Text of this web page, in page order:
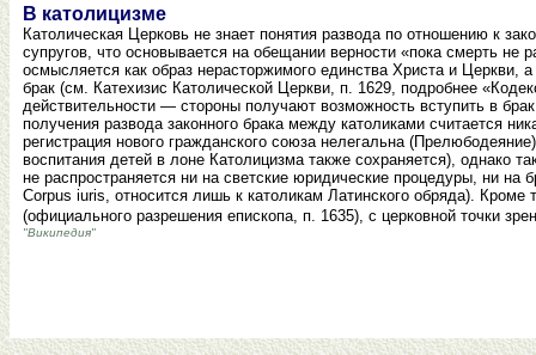
В католицизме
Католическая Церковь не знает понятия развода по отношению к
супругов, что основывается на обещании верности «пока смерть
осмысляется как образ нерасторжимого единства Христа и
брак (см. Катехизис Католической Церкви, п. 1629, подробнее
действительности — стороны получают возможность вступить в
получения развода законного брака между католиками считается
регистрация нового гражданского союза нелегальна
воспитания детей в лоне Католицизма также сохраняется), однако
не распространяется ни на светские юридические процедуры, ни
Corpus iuris, относится лишь к католикам Латинского обряда).
(официального разрешения епископа, п. 1635), с церковной точки
"Википедия"